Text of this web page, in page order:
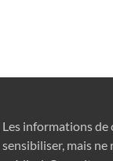
Les informations de
sensibiliser, mais